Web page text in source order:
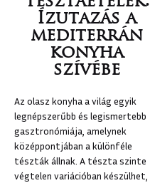
Ízutazás a
mediterrán
konyha
szívébe
Az olasz konyha a világ egyik
legnépszerűbb és legismertebb
gasztronómiája, amelynek
középpontjában a különféle
tészták állnak. A tészta szinte
végtelen variációban készülhet,